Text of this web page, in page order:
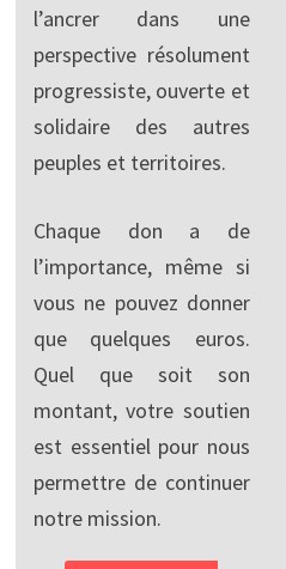
l’ancrer dans une
perspective résolument
progressiste, ouverte et
solidaire des autres
peuples et territoires.
Chaque don a de
l’importance, même si
vous ne pouvez donner
que quelques euros.
Quel que soit son
montant, votre soutien
est essentiel pour nous
permettre de continuer
notre mission.